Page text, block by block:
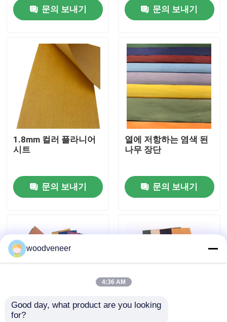
제품
우리에 대하여
공장 여행
품질 관리
연락주세요
천연 나무 베니어판
나무 바닥 베니어
문의 보내기
문의 보내기
1.8mm 컬러 플라니어
시트
문의 보내기
열에 저항하는 염색 된
나무 장단
문의 보내기
OEM 색상 목재 포니어
woodveneer
4:36 AM
Good day, what product are you looking
for?